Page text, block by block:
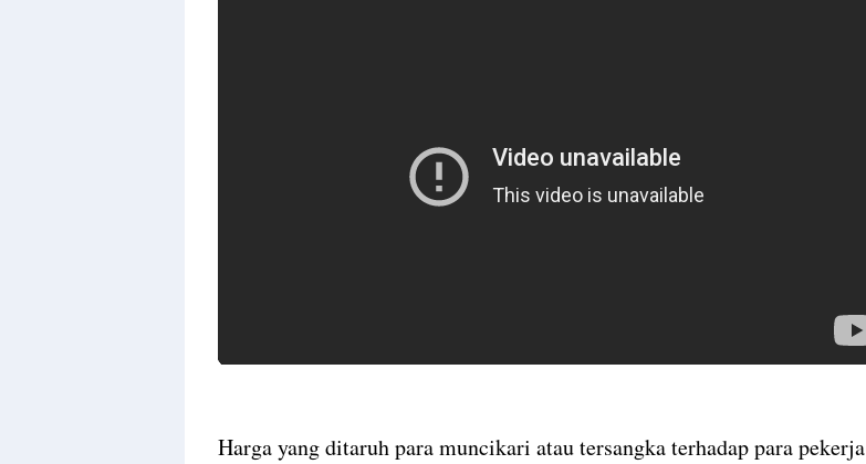
Harga yang ditaruh para muncikari atau tersangka terhadap para pekerja